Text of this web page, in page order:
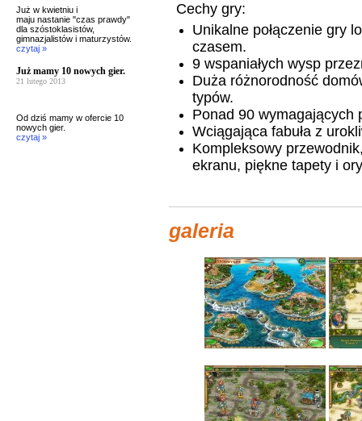
Już w kwietniu i
maju nastanie "czas prawdy"
dla szóstoklasistów,
gimnazjalistów i maturzystów.
czytaj »
Już mamy 10 nowych gier.
21 lutego 2013
Od dziś mamy w ofercie 10
nowych gier.
czytaj »
Cechy gry:
Unikalne połączenie gry
czasem.
9 wspaniałych wysp
Duża różnorodność
typów.
Ponad 90 wymagających
Wciągająca fabuła z
Kompleksowy
ekranu, piękne tapety i
galeria